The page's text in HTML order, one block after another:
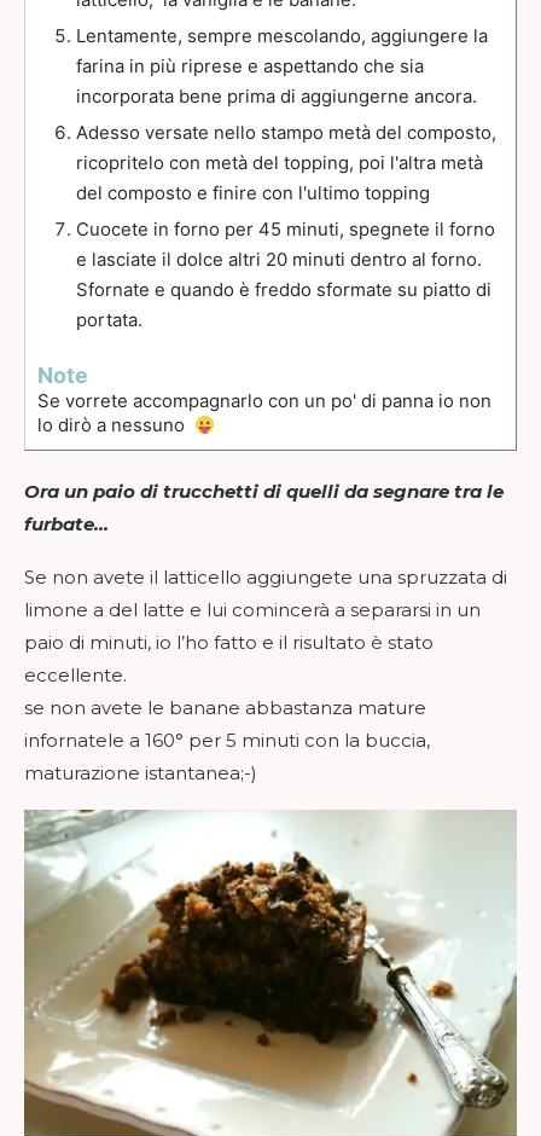
Lentamente, sempre mescolando, aggiungere la
farina in più riprese e aspettando che sia
incorporata bene prima di aggiungerne ancora.
Adesso versate nello stampo metà del composto,
ricopritelo con metà del topping, poi l'altra metà
del composto e finire con l'ultimo topping
Cuocete in forno per 45 minuti, spegnete il forno
e lasciate il dolce altri 20 minuti dentro al forno.
Sfornate e quando è freddo sformate su piatto di
portata.
Note
Se vorrete accompagnarlo con un po' di panna io non
lo dirò a nessuno
Ora un paio di trucchetti di quelli da segnare tra le
furbate…
Se non avete il latticello aggiungete una spruzzata di
limone a del latte e lui comincerà a separarsi in un
paio di minuti, io l’ho fatto e il risultato è stato
eccellente.
se non avete le banane abbastanza mature
infornatele a 160° per 5 minuti con la buccia,
maturazione istantanea;-)